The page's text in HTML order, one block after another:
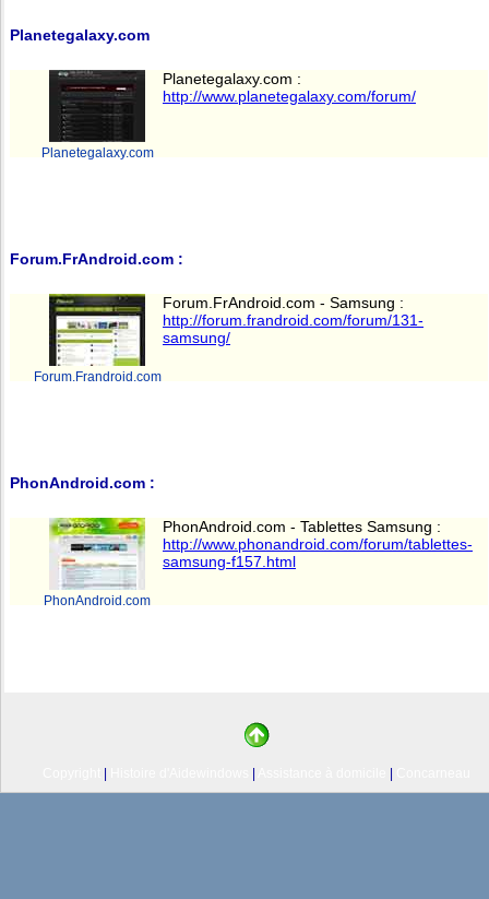
Planetegalaxy.com
Planetegalaxy.com
Planetegalaxy.com :
http://www.planetegalaxy.com/forum/
Forum.FrAndroid.com :
Forum.Frandroid.com
Forum.FrAndroid.com - Samsung :
http://forum.frandroid.com/forum/131-
samsung/
PhonAndroid.com :
PhonAndroid.com
PhonAndroid.com - Tablettes Samsung :
http://www.phonandroid.com/forum/tablettes-
samsung-f157.html